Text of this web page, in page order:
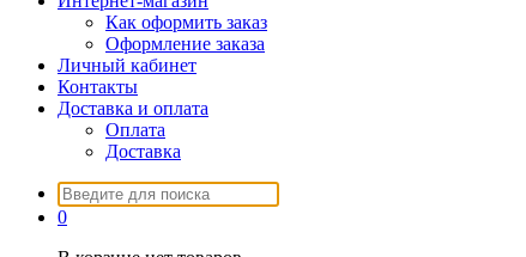
Как оформить заказ
Оформление заказа
Личный кабинет
Контакты
Доставка и оплата
Оплата
Доставка
Искать:
0